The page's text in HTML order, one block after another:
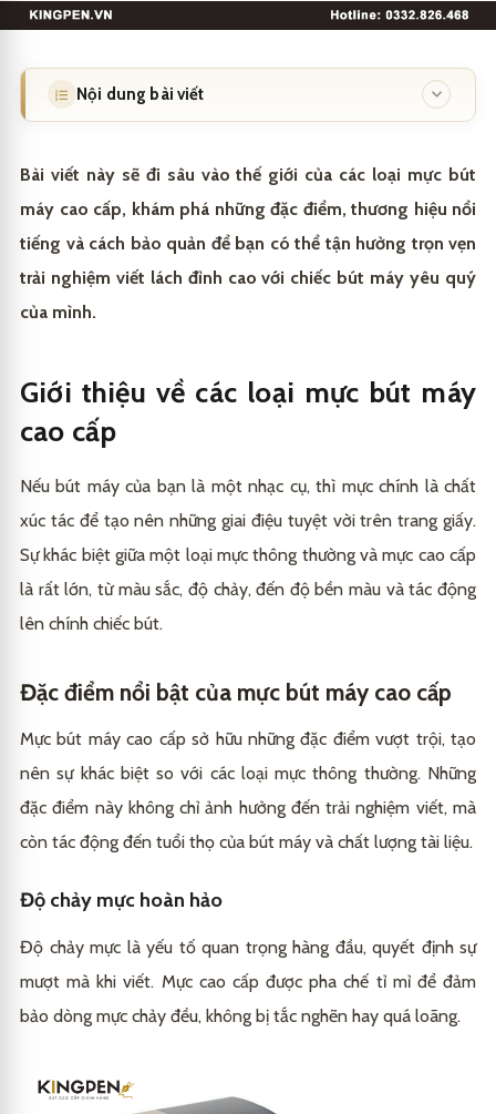
Nội dung bài viết
Đặc điểm nổi bật của mực bút máy cao cấp
1.2 Tại sao nên sử dụng mực bút máy cao cấp?
Các thương hiệu mực bút máy cao cấp nổi tiếng
Hướng dẫn bảo quản mực bút máy cao cấp
Bài viết này sẽ đi sâu vào thế giới của các loại mực bút
máy cao cấp, khám phá những đặc điểm, thương hiệu nổi
tiếng và cách bảo quản để bạn có thể tận hưởng trọn vẹn
trải nghiệm viết lách đỉnh cao với chiếc bút máy yêu quý
của mình.
Giới thiệu về các loại mực bút máy
cao cấp
Nếu bút máy của bạn là một nhạc cụ, thì mực chính là chất
xúc tác để tạo nên những giai điệu tuyệt vời trên trang giấy.
Sự khác biệt giữa một loại mực thông thường và mực cao cấp
là rất lớn, từ màu sắc, độ chảy, đến độ bền màu và tác động
lên chính chiếc bút.
Đặc điểm nổi bật của mực bút máy cao cấp
Mực bút máy cao cấp sở hữu những đặc điểm vượt trội, tạo
nên sự khác biệt so với các loại mực thông thường. Những
đặc điểm này không chỉ ảnh hưởng đến trải nghiệm viết, mà
còn tác động đến tuổi thọ của bút máy và chất lượng tài liệu.
Độ chảy mực hoàn hảo
Độ chảy mực là yếu tố quan trọng hàng đầu, quyết định sự
mượt mà khi viết. Mực cao cấp được pha chế tỉ mỉ để đảm
bảo dòng mực chảy đều, không bị tắc nghẽn hay quá loãng.